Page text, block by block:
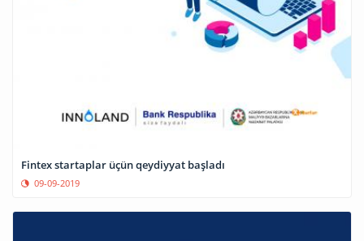
Fintex startaplar üçün qeydiyyat başladı
09-09-2019